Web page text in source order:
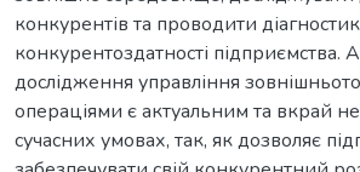
конкурентів та проводити
конкурентоздатності підприємства.
дослідження управління
операціями є актуальним та вкрай
сучасних умовах, так, як дозволяє